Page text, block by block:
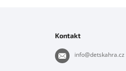
Kontakt
info@detskahra.cz